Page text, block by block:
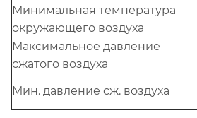
Минимальная температура
окружающего воздуха
Максимальное давление
сжатого воздуха
Мин. давление сж. воздуха